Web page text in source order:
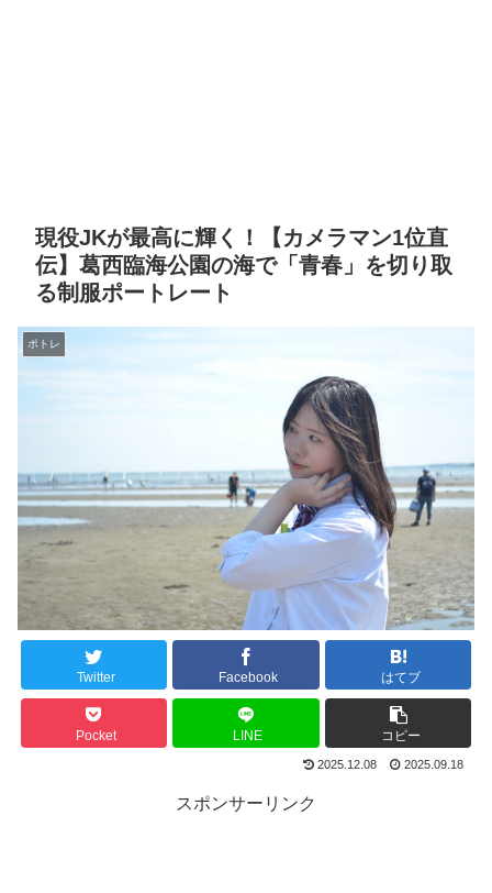
現役JKが最高に輝く！【カメラマン1位直
伝】葛西臨海公園の海で「青春」を切り取
る制服ポートレート
ポトレ
Twitter Facebook はてブ
Pocket LINE コピー
2025.12.08 2025.09.18
スポンサーリンク